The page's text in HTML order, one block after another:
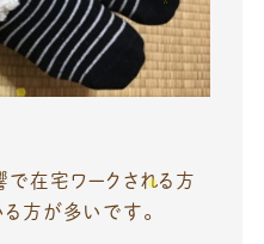
在宅ワークされる方
方が多いです。